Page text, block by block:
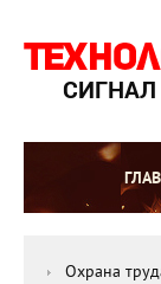
Охрана